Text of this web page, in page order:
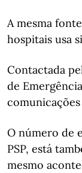
A mesma
hospitais usa
Contactada
de
O número de
PSP, está
mesmo